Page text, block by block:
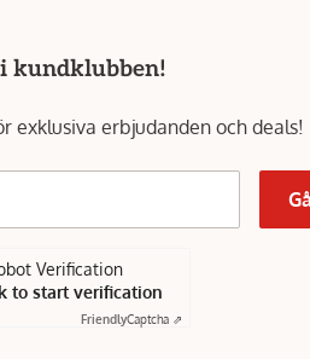
i kundklubben!
exklusiva erbjudanden och deals!
Verification
to start verification
FriendlyCaptcha ⇗